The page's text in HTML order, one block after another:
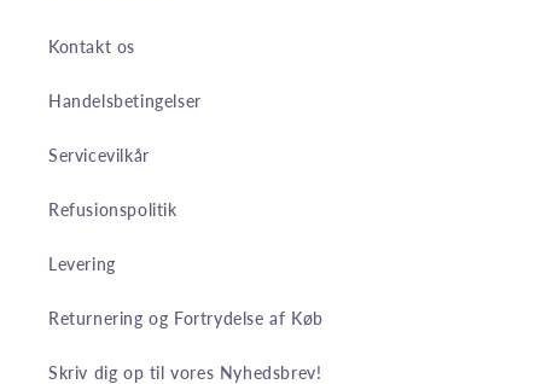
Kontakt os
Handelsbetingelser
Servicevilkår
Refusionspolitik
Levering
Returnering og Fortrydelse af Køb
Skriv dig op til vores Nyhedsbrev!